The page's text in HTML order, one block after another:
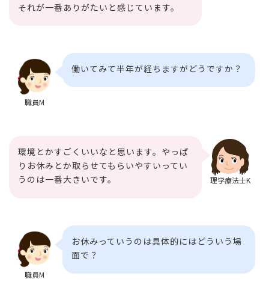
それが一番ありがたいと感じています。
職員M
働いてみて半年が経ちますがどうですか？
環境とかすごくいいなと思います。やっぱ
りお休みとか取らせてもらいやすいってい
うのは一番大きいです。
理学療法士K
職員M
お休みっていうのは具体的にはどういう場
面で？